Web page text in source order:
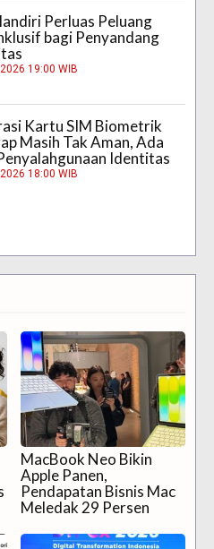
Perluas Peluang
bagi Penyandang
19:00 WIB
Kartu SIM Biometrik
Masih Tak Aman, Ada
Identitas
18:00 WIB
MacBook Neo Bikin
Apple Panen,
Pendapatan Bisnis Mac
Meledak 29 Persen